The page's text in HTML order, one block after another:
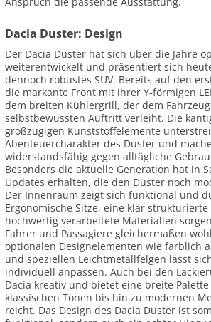
Dacia Duster: Design
Der Dacia Duster hat sich über die Jahre
weiterentwickelt und präsentiert sich
dennoch robustes SUV. Bereits auf den
die markante Front mit ihrer Y-förmigen
dem breiten Kühlergrill, der dem
selbstbewussten Auftritt verleiht. Die
großzügigen Kunststoffelemente
Abenteuercharakter des Duster und
widerstandsfähig gegen alltägliche
Besonders die aktuelle Generation hat in
Updates erhalten, die den Duster noch
Der Innenraum zeigt sich funktional und
Ergonomische Sitze, eine klar
hochwertig verarbeitete Materialien
Fahrer und Passagiere gleichermaßen
optionalen Designelementen wie farblich
und speziellen Leichtmetallfelgen lässt
individuell anpassen. Auch bei den
Dacia kreativ und bietet eine breite
klassischen Tönen bis hin zu modernen
reicht. Das Design des Dacia Duster ist